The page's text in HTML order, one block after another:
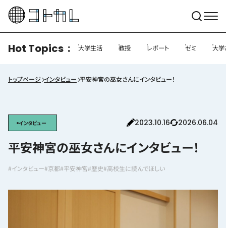
Hot Topics 大学生活 教授 レポート ゼミ 大学
トップページ インタビュー 平安神宮の巫女さんにインタビュー！
インタビュー 2023.10.16 2026.06.04
平安神宮の巫女さんにインタビュー！
#インタビュー#京都#平安神宮#歴史#高校生に読んでほしい